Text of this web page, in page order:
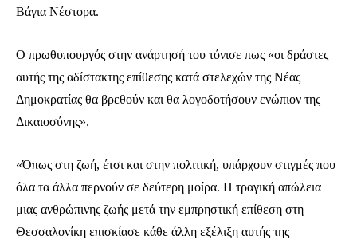
Βάγια Νέστορα.
Ο πρωθυπουργός στην ανάρτησή του τόνισε πως «οι δράστες
αυτής της αδίστακτης επίθεσης κατά στελεχών της Νέας
Δημοκρατίας θα βρεθούν και θα λογοδοτήσουν ενώπιον της
Δικαιοσύνης».
«Όπως στη ζωή, έτσι και στην πολιτική, υπάρχουν στιγμές που
όλα τα άλλα περνούν σε δεύτερη μοίρα. Η τραγική απώλεια
μιας ανθρώπινης ζωής μετά την εμπρηστική επίθεση στη
Θεσσαλονίκη επισκίασε κάθε άλλη εξέλιξη αυτής της